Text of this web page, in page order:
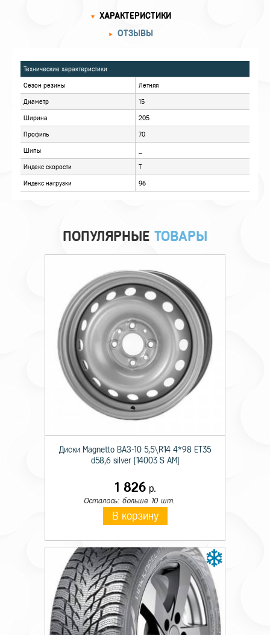
ХАРАКТЕРИСТИКИ
ОТЗЫВЫ
Технические характеристики
Диаметр 15
Индекс скорости T
Индекс нагрузки 96
ПОПУЛЯРНЫЕ ТОВАРЫ
Диски Magnetto ВАЗ-10 5,5\R14 4*98 ET35
d58,6 silver [14003 S AM]
1 826р.
Осталось: больше 10 шт.
В корзину